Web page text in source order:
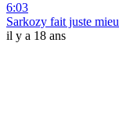
6:03
Sarkozy fait juste
il y a 18 ans